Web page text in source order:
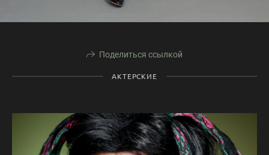
Поделиться ссылкой
АКТЕРСКИЕ